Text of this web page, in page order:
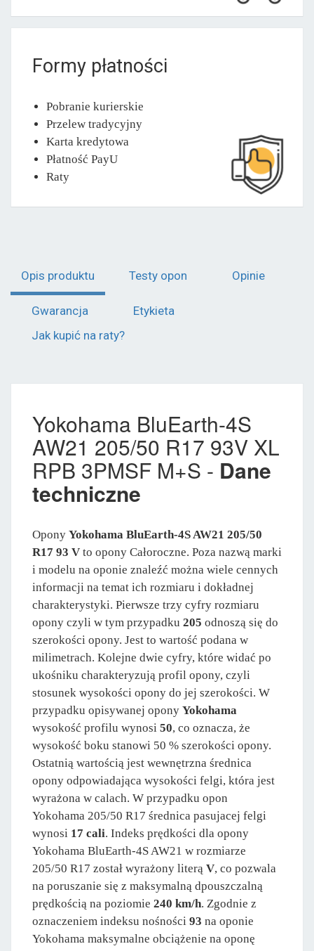
Formy płatności
Pobranie kurierskie
Przelew tradycyjny
Karta kredytowa
Płatność PayU
Raty
Opis produktu Testy opon Opinie
Gwarancja
Etykieta
Jak kupić na raty?
Yokohama BluEarth-4S
AW21 205/50 R17 93V XL
RPB 3PMSF M+S - Dane
techniczne
Opony Yokohama BluEarth-4S AW21 205/50
R17 93 V to opony Całoroczne. Poza nazwą marki
i modelu na oponie znaleźć można wiele cennych
informacji na temat ich rozmiaru i dokładnej
charakterystyki. Pierwsze trzy cyfry rozmiaru
opony czyli w tym przypadku 205 odnoszą się do
szerokości opony. Jest to wartość podana w
milimetrach. Kolejne dwie cyfry, które widać po
ukośniku charakteryzują profil opony, czyli
stosunek wysokości opony do jej szerokości. W
przypadku opisywanej opony Yokohama
wysokość profilu wynosi 50, co oznacza, że
wysokość boku stanowi 50 % szerokości opony.
Ostatnią wartością jest wewnętrzna średnica
opony odpowiadająca wysokości felgi, która jest
wyrażona w calach. W przypadku opon
Yokohama 205/50 R17 średnica pasujacej felgi
wynosi 17 cali. Indeks prędkości dla opony
Yokohama BluEarth-4S AW21 w rozmiarze
205/50 R17 został wyrażony literą V, co pozwala
na poruszanie się z maksymalną dpouszczalną
prędkością na poziomie 240 km/h. Zgodnie z
oznaczeniem indeksu nośności 93 na oponie
Yokohama maksymalne obciążenie na oponę